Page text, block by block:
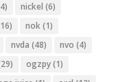
nickel (6)
nok(1)
nvda (48) nvo (4)
ogzpy(1)